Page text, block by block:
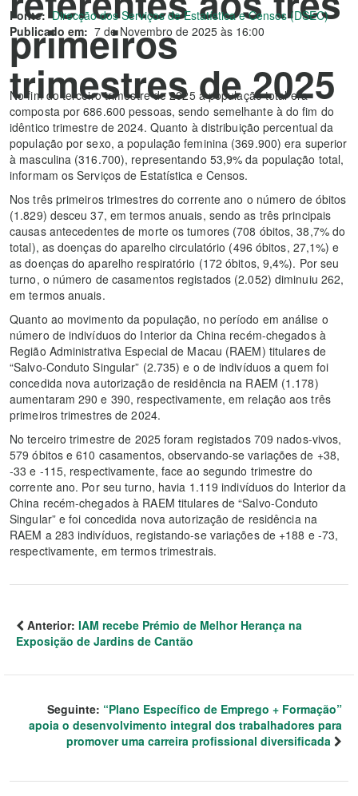
primeiros
trimestres de 2025
Fonte: Direcção dos Serviços de Estatística e Censos (DSEC)
Publicado em: 7 de Novembro de 2025 às 16:00
No fim do terceiro trimestre de 2025 a população total era
composta por 686.600 pessoas, sendo semelhante à do fim do
idêntico trimestre de 2024. Quanto à distribuição percentual da
população por sexo, a população feminina (369.900) era superior
à masculina (316.700), representando 53,9% da população total,
informam os Serviços de Estatística e Censos.
Nos três primeiros trimestres do corrente ano o número de óbitos
(1.829) desceu 37, em termos anuais, sendo as três principais
causas antecedentes de morte os tumores (708 óbitos, 38,7% do
total), as doenças do aparelho circulatório (496 óbitos, 27,1%) e
as doenças do aparelho respiratório (172 óbitos, 9,4%). Por seu
turno, o número de casamentos registados (2.052) diminuiu 262,
em termos anuais.
Quanto ao movimento da população, no período em análise o
número de indivíduos do Interior da China recém-chegados à
Região Administrativa Especial de Macau (RAEM) titulares de
“Salvo-Conduto Singular” (2.735) e o de indivíduos a quem foi
concedida nova autorização de residência na RAEM (1.178)
aumentaram 290 e 390, respectivamente, em relação aos três
primeiros trimestres de 2024.
No terceiro trimestre de 2025 foram registados 709 nados-vivos,
579 óbitos e 610 casamentos, observando-se variações de +38,
-33 e -115, respectivamente, face ao segundo trimestre do
corrente ano. Por seu turno, havia 1.119 indivíduos do Interior da
China recém-chegados à RAEM titulares de “Salvo-Conduto
Singular” e foi concedida nova autorização de residência na
RAEM a 283 indivíduos, registando-se variações de +188 e -73,
respectivamente, em termos trimestrais.
Anterior: IAM recebe Prémio de Melhor Herança na
Exposição de Jardins de Cantão
Seguinte: “Plano Específico de Emprego + Formação”
apoia o desenvolvimento integral dos trabalhadores para
promover uma carreira profissional diversificada